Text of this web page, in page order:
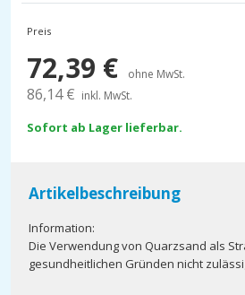
Preis
72,39 € ohne MwSt.
86,14€ inkl. MwSt.
Sofort ab Lager lieferbar.
Artikelbeschreibung
Information:
Die Verwendung von Quarzsand als
gesundheitlichen Gründen nicht